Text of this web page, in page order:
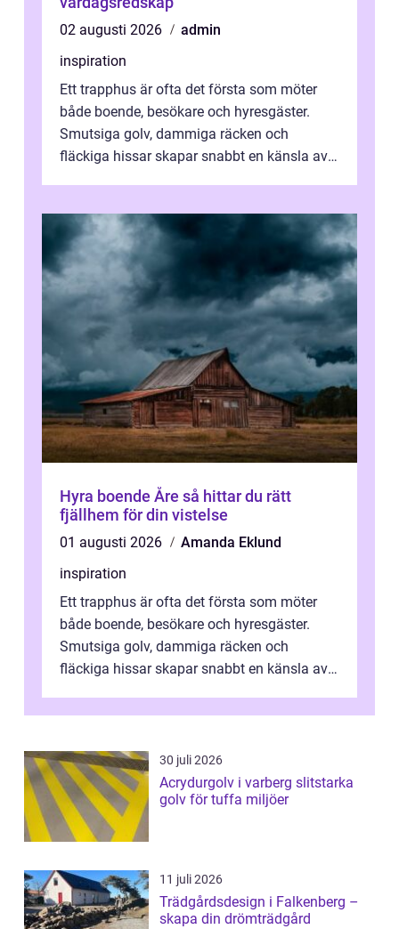
02 augusti 2026
admin
inspiration
Ett trapphus är ofta det första som möter
både boende, besökare och hyresgäster.
Smutsiga golv, dammiga räcken och
fläckiga hissar skapar snabbt en känsla av
Hyra boende Åre så hittar du rätt
fjällhem för din vistelse
01 augusti 2026
Amanda Eklund
inspiration
Ett trapphus är ofta det första som möter
både boende, besökare och hyresgäster.
Smutsiga golv, dammiga räcken och
fläckiga hissar skapar snabbt en känsla av
omtan...
30 juli 2026
Acrydurgolv i varberg slitstarka
golv för tuffa miljöer
11 juli 2026
Trädgårdsdesign i Falkenberg –
skapa din drömträdgård